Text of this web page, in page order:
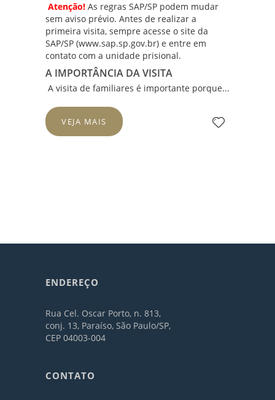
Atenção! As regras SAP/SP podem mudar
sem aviso prévio. Antes de realizar a
primeira visita, sempre acesse o site da
SAP/SP (www.sap.sp.gov.br) e entre em
contato com a unidade prisional.
A IMPORTÂNCIA DA VISITA
A visita de familiares é importante porque...
VEJA MAIS
ENDEREÇO
Rua Cel. Oscar Porto, n. 813,
conj. 13, Paraíso, São Paulo/SP,
CEP 04003-004
CONTATO